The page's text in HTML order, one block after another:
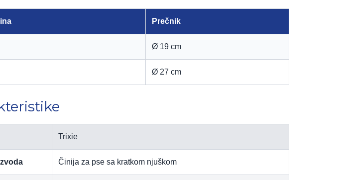
Prečnik
Ø 19 cm
Ø 27 cm
Trixie
Činija za pse sa kratkom njuškom